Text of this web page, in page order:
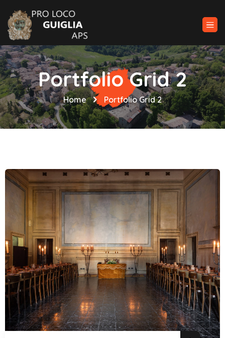
Portfolio Grid 2
Home Portfolio Grid 2